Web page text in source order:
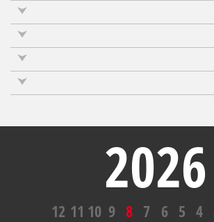
2026
4
5
6
7
8
9
10
11
12